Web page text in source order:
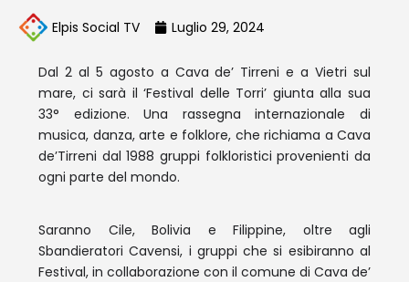
Elpis Social TV Luglio 29, 2024
Dal 2 al 5 agosto a Cava de’ Tirreni e a Vietri sul
mare, ci sarà il ‘Festival delle Torri’ giunta alla sua
33° edizione. Una rassegna internazionale di
musica, danza, arte e folklore, che richiama a Cava
de’Tirreni dal 1988 gruppi folkloristici provenienti da
ogni parte del mondo.
Saranno Cile, Bolivia e Filippine, oltre agli
Sbandieratori Cavensi, i gruppi che si esibiranno al
Festival, in collaborazione con il comune di Cava de’